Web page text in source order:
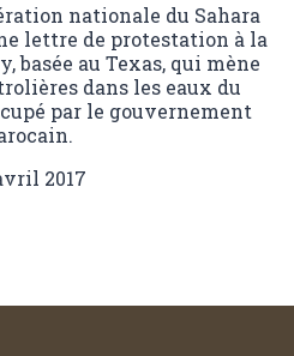
nationale du Sahara
lettre de protestation à la
basée au Texas, qui mène
dans les eaux du
par le gouvernement
2017